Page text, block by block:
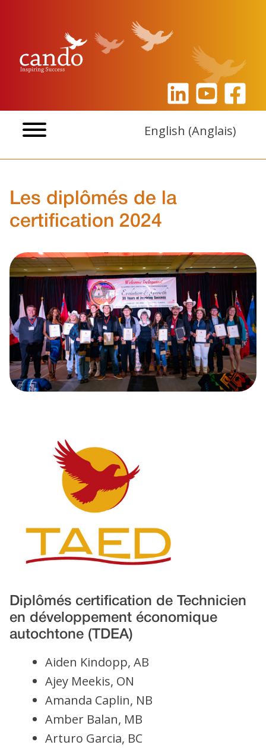
English (Anglais)
Les diplômés de la
certification 2024
Diplômés certification de Technicien
en développement économique
autochtone (TDEA)
Aiden Kindopp, AB
Ajey Meekis, ON
Amanda Caplin, NB
Amber Balan, MB
Arturo Garcia, BC